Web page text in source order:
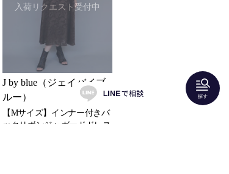
入荷リクエスト受付中
J by blue（ジェイバイブ
ルー）
【Mサイズ】インナー付きバ
ックリボンジャガードドレス
探す